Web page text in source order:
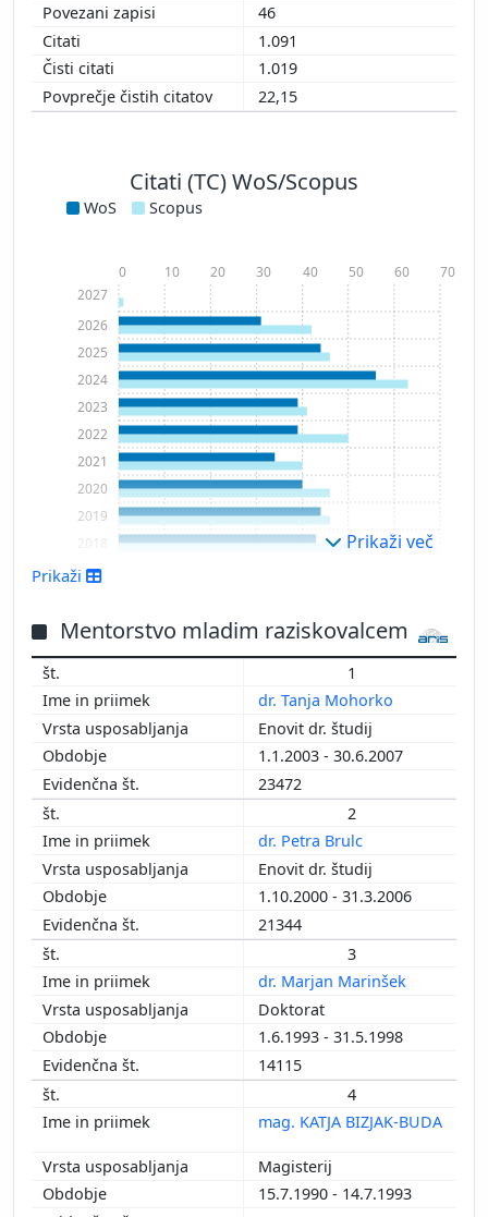
46
1.091
1.019
22,15
Citati (TC) WoS/Scopus
WoS Scopus
1993
1994
1996
1997
1999
2000
2001
2002
2004
2005
2006
2007
2009
2010
2011
2012
2015
2017
2019
2020
2021
2022
2023
2024
2025
2026
2027
0 10 20 30 40 50 60 70
Prikaži več
Prikaži
Mentorstvo mladim raziskovalcem
1
dr. Tanja Mohorko
Enovit dr. študij
1.1.2003 - 30.6.2007
23472
2
dr. Petra Brulc
Enovit dr. študij
1.10.2000 - 31.3.2006
21344
3
dr. Marjan Marinšek
Doktorat
1.6.1993 - 31.5.1998
14115
4
mag. KATJA BIZJAK-BUDA
Magisterij
15.7.1990 - 14.7.1993